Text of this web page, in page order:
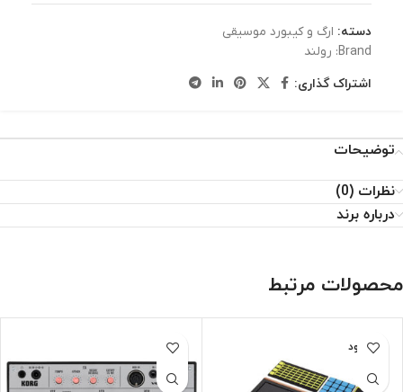
دسته: ارگ و کیبورد موسیقی
Brand: رولند
اشتراک گذاری:
توضیحات
نظرات (0)
درباره برند
محصولات مرتبط
ناموجود